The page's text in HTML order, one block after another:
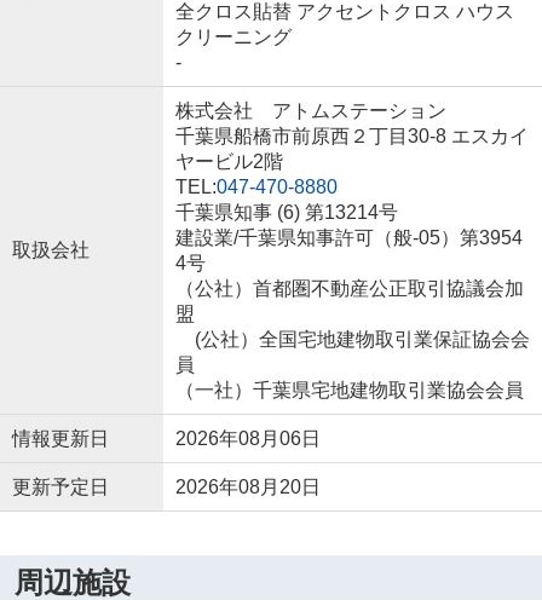
全クロス貼替 アクセントクロス ハウス
クリーニング
-
取扱会社
株式会社 アトムステーション
千葉県船橋市前原西２丁目30-8 エスカイ
ヤービル2階
TEL:047-470-8880
千葉県知事 (6) 第13214号
建設業/千葉県知事許可（般-05）第3954
4号
（公社）首都圏不動産公正取引協議会加
盟
(公社）全国宅地建物取引業保証協会会
員
（一社）千葉県宅地建物取引業協会会員
情報更新日 2026年08月06日
更新予定日 2026年08月20日
周辺施設